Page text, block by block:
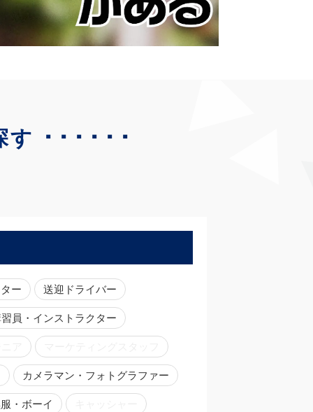
す ･･････
ー 送迎ドライバー
員・インストラクター
カメラマン・フォトグラファー
・ボーイ